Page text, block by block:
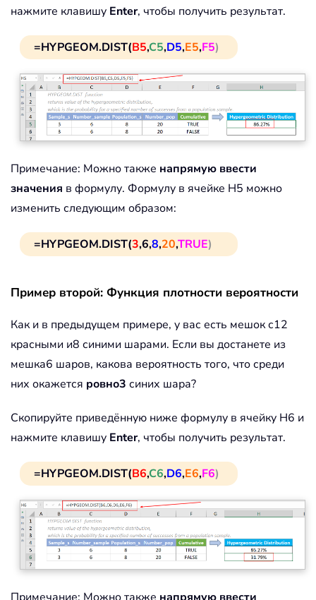
нажмите клавишу Enter, чтобы получить результат.
=HYPGEOM.DIST(B5,C5,D5,E5,F5)
Примечание: Можно также напрямую ввести
значения в формулу. Формулу в ячейке H5 можно
изменить следующим образом:
=HYPGEOM.DIST(3,6,8,20,TRUE)
Пример второй: Функция плотности вероятности
Как и в предыдущем примере, у вас есть мешок с12
красными и8 синими шарами. Если вы достанете из
мешка6 шаров, какова вероятность того, что среди
них окажется ровно3 синих шара?
Скопируйте приведённую ниже формулу в ячейку H6 и
нажмите клавишу Enter, чтобы получить результат.
=HYPGEOM.DIST(B6,C6,D6,E6,F6)